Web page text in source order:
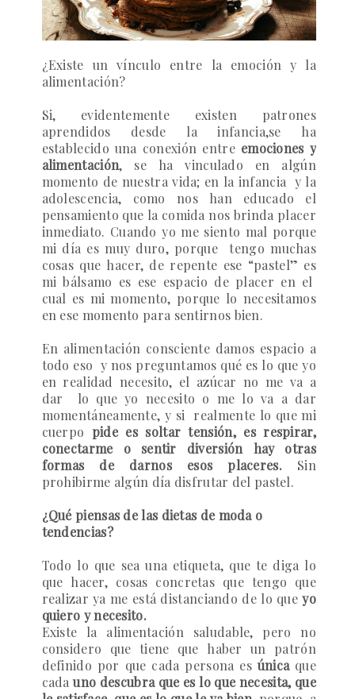
¿Existe un vínculo entre la emoción y la
alimentación?
Si, evidentemente existen patrones
aprendidos desde la infancia,se ha
establecido una conexión entre emociones y
alimentación, se ha vinculado en algún
momento de nuestra vida; en la infancia y la
adolescencia, como nos han educado el
pensamiento que la comida nos brinda placer
inmediato. Cuando yo me siento mal porque
mi día es muy duro, porque tengo muchas
cosas que hacer, de repente ese “pastel” es
mi bálsamo es ese espacio de placer en el
cual es mi momento, porque lo necesitamos
en ese momento para sentirnos bien.
En alimentación consciente damos espacio a
todo eso y nos preguntamos qué es lo que yo
en realidad necesito, el azúcar no me va a
dar lo que yo necesito o me lo va a dar
momentáneamente, y si realmente lo que mi
cuerpo pide es soltar tensión, es respirar,
conectarme o sentir diversión hay otras
formas de darnos esos placeres. Sin
prohibirme algún día disfrutar del pastel.
¿Qué piensas de las dietas de moda o
tendencias?
Todo lo que sea una etiqueta, que te diga lo
que hacer, cosas concretas que tengo que
realizar ya me está distanciando de lo queyo
quiero y necesito.
Existe la alimentación saludable, pero no
considero que tiene que haber un patrón
definido por que cada persona esúnica que
cadauno descubra que es lo que necesita, que